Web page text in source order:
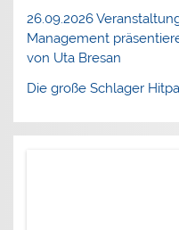
26.09.2026
Management
von Uta Bresan
Die große Schlager